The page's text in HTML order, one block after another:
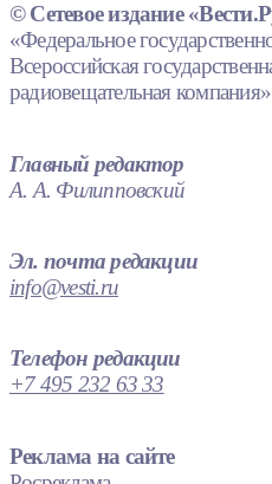
© Сетевое издание
«Федеральное
Всероссийская
радиовещательная
Главный редактор
А. А. Филипповский
Эл. почта редакции
info@vesti.ru
Телефон редакции
+7 495 232 63 33
Реклама на сайте